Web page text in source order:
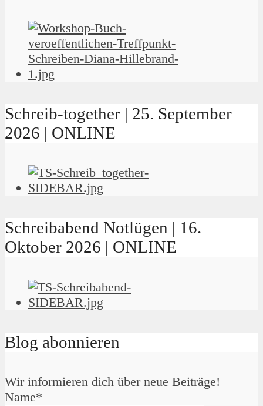
Schreib-together | 25. September
2026 | ONLINE
Schreibabend Notlügen | 16.
Oktober 2026 | ONLINE
Blog abonnieren
Wir informieren dich über neue Beiträge!
Name*